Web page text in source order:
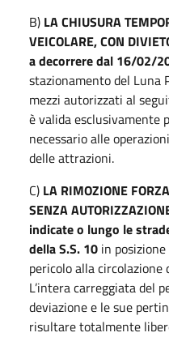
B) LA CHIUSURA
VEICOLARE, CON
a decorrere dal 16/02/
stazionamento del Luna
mezzi autorizzati al
è valida
necessario alle
delle attrazioni.
C) LA RIMOZIONE
SENZA
indicate o lungo le
della S.S. 10 in
pericolo alla circolazione
L’intera carreggiata del
deviazione e le sue
risultare totalmente